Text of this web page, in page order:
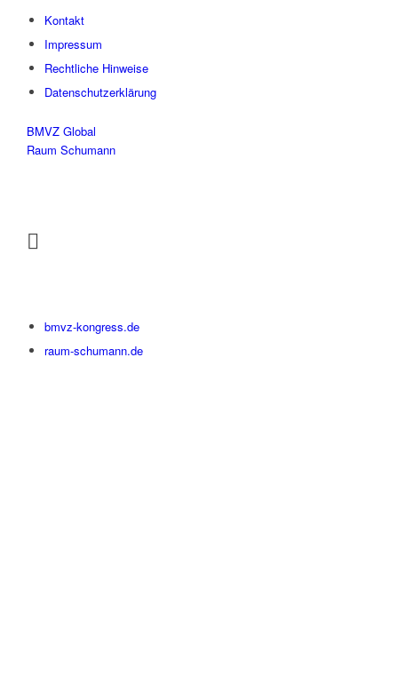
Kontakt
Impressum
Rechtliche Hinweise
Datenschutzerklärung
BMVZ Global
Raum Schumann
bmvz-kongress.de
raum-schumann.de